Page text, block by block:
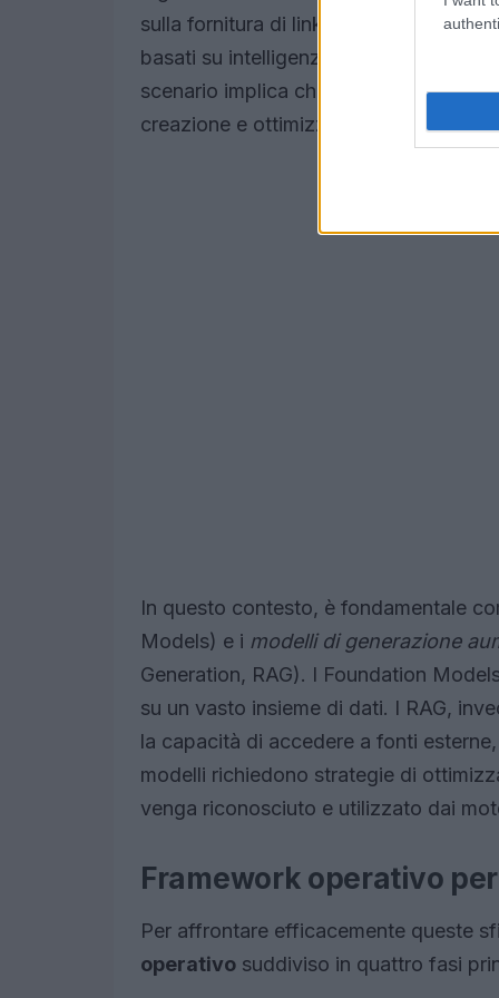
sulla fornitura di link a contenuti
basati su intelligenza artificiale,
scenario implica che le aziende
creazione e ottimizzazione dei
In questo contesto, è fondamentale
Models) e i modelli di generazione
Generation, RAG). I Foundation
su un vasto insieme di dati. I RAG,
la capacità di accedere a fonti
modelli richiedono strategie di
venga riconosciuto e utilizzato dai
Framework operativo
Per affrontare efficacemente queste
operativo suddiviso in quattro fasi